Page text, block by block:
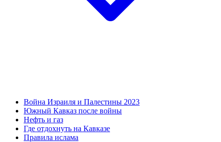
Война Израиля и Палестины 2023
Южный Кавказ после войны
Нефть и газ
Где отдохнуть на Кавказе
Правила ислама